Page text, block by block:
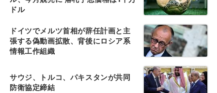
ドル
ドイツでメルツ首相が辞任計画と主
張する偽動画拡散、背後にロシア系
情報工作組織
サウジ、トルコ、パキスタンが共同
防衛協定締結